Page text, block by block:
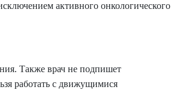
активного онкологического
Также врач не подпишет
работать с движущимися